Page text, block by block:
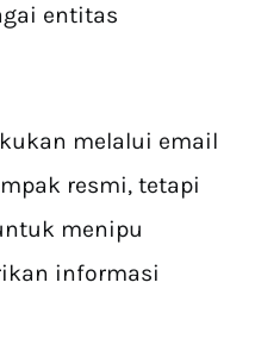
entitas
melalui email
resmi, tetapi
menipu
informasi